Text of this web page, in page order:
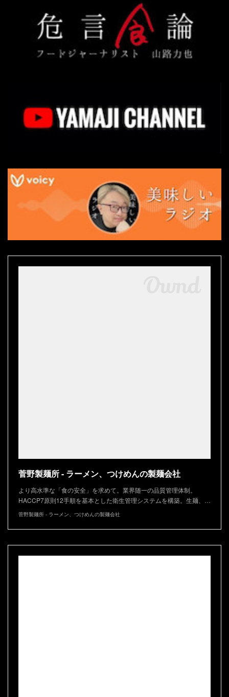
菅野製麺所 - ラーメン、つけめんの製麺会社
より高水準な「食の安全」を求めて。業界随一の品質管理体制。
HACCP7原則12手順を基本とした衛生管理システムを構築。生麺、…
菅野製麺所 - ラーメン、つけめんの製麺会社